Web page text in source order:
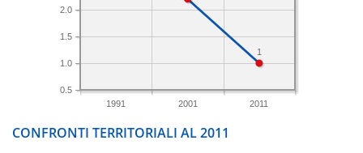
1991 2001 2011
0.5
1.0
1.5
2.0
1
CONFRONTI TERRITORIALI AL 2011